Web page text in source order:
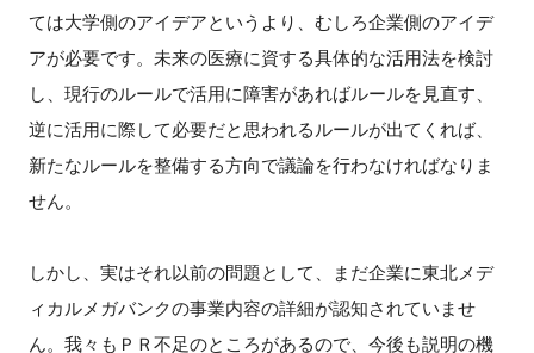
ては大学側のアイデアというより、むしろ企業側のアイデ
アが必要です。未来の医療に資する具体的な活用法を検討
し、現行のルールで活用に障害があればルールを見直す、
逆に活用に際して必要だと思われるルールが出てくれば、
新たなルールを整備する方向で議論を行わなければなりま
せん。
しかし、実はそれ以前の問題として、まだ企業に東北メデ
ィカルメガバンクの事業内容の詳細が認知されていませ
ん。我々もＰＲ不足のところがあるので、今後も説明の機